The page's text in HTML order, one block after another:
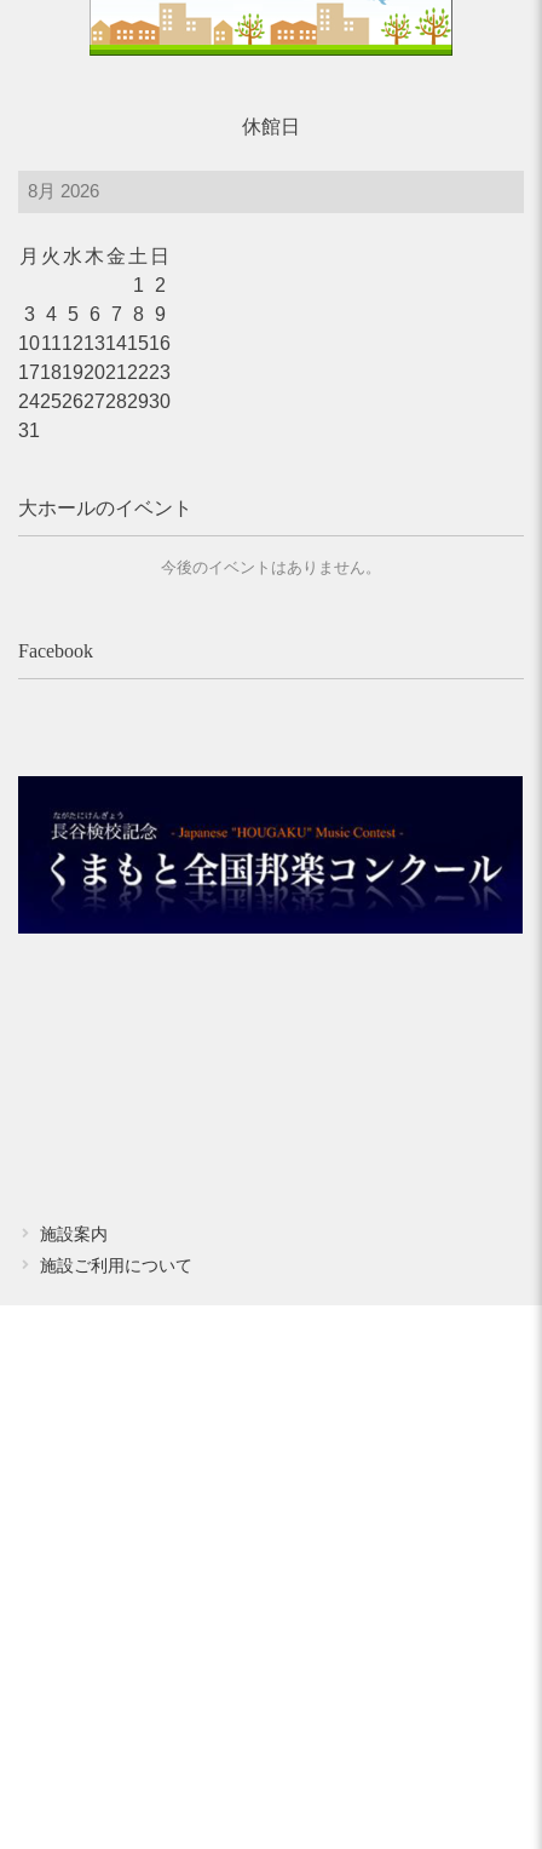
休館日
月 火 水 木金 土 日
1
2
3 4 5 6 7 8 9
10111213141516
17181920212223
24252627282930
31
大ホールのイベント
今後のイベントはありません。
Facebook
施設案内
施設ご利用について